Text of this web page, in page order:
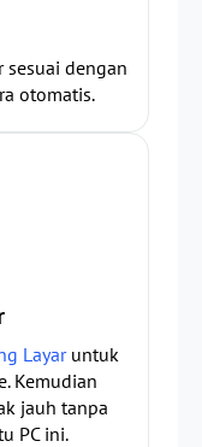
sesuai dengan
otomatis.
Layaruntuk
Kemudian
jauh tanpa
PC ini.